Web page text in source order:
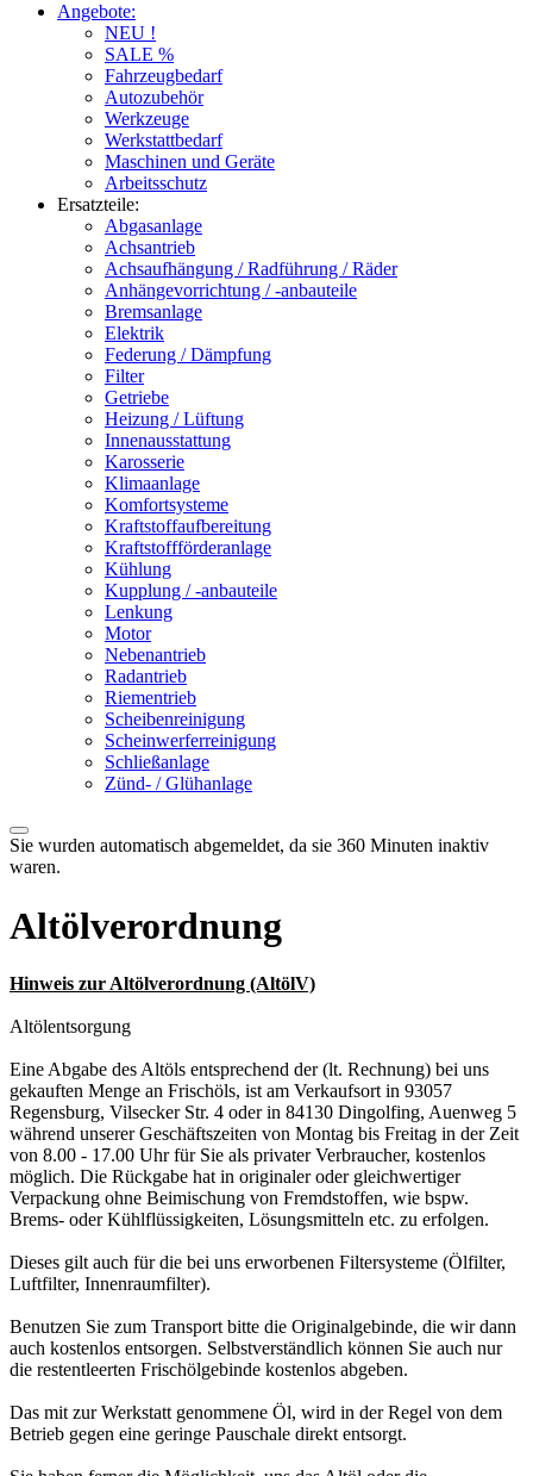
Angebote:
NEU !
SALE %
Fahrzeugbedarf
Autozubehör
Werkzeuge
Werkstattbedarf
Maschinen und Geräte
Arbeitsschutz
Ersatzteile:
Abgasanlage
Achsantrieb
Achsaufhängung / Radführung / Räder
Anhängevorrichtung / -anbauteile
Bremsanlage
Elektrik
Federung / Dämpfung
Filter
Getriebe
Heizung / Lüftung
Innenausstattung
Karosserie
Klimaanlage
Komfortsysteme
Kraftstoffaufbereitung
Kraftstoffförderanlage
Kühlung
Kupplung / -anbauteile
Lenkung
Motor
Nebenantrieb
Radantrieb
Riementrieb
Scheibenreinigung
Scheinwerferreinigung
Schließanlage
Zünd- / Glühanlage
Sie wurden automatisch abgemeldet, da sie 360 Minuten inaktiv
waren.
Altölverordnung
Hinweis zur Altölverordnung (AltölV)
Altölentsorgung
Eine Abgabe des Altöls entsprechend der (lt. Rechnung) bei uns
gekauften Menge an Frischöls, ist am Verkaufsort in 93057
Regensburg, Vilsecker Str. 4 oder in 84130 Dingolfing, Auenweg 5
während unserer Geschäftszeiten von Montag bis Freitag in der Zeit
von 8.00 - 17.00 Uhr für Sie als privater Verbraucher, kostenlos
möglich. Die Rückgabe hat in originaler oder gleichwertiger
Verpackung ohne Beimischung von Fremdstoffen, wie bspw.
Brems- oder Kühlflüssigkeiten, Lösungsmitteln etc. zu erfolgen.
Dieses gilt auch für die bei uns erworbenen Filtersysteme (Ölfilter,
Luftfilter, Innenraumfilter).
Benutzen Sie zum Transport bitte die Originalgebinde, die wir dann
auch kostenlos entsorgen. Selbstverständlich können Sie auch nur
die restentleerten Frischölgebinde kostenlos abgeben.
Das mit zur Werkstatt genommene Öl, wird in der Regel von dem
Betrieb gegen eine geringe Pauschale direkt entsorgt.